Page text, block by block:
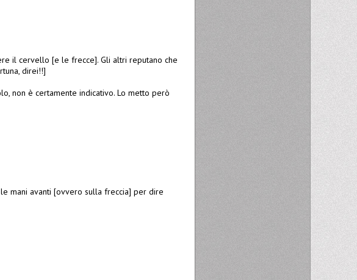
il cervello [e le frecce]. Gli altri reputano che
direi!!]
non è certamente indicativo. Lo metto però
mani avanti [ovvero sulla freccia] per dire